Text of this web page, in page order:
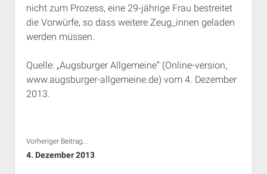
nicht zum Prozess, eine 29-jährige Frau bestreitet
die Vorwürfe, so dass weitere Zeug_innen geladen
werden müssen.
Quelle: „Augsburger Allgemeine“ (Online-version,
www.augsburger-allgemeine.de) vom 4. Dezember
2013.
Vorheriger Beitrag...
4. Dezember 2013